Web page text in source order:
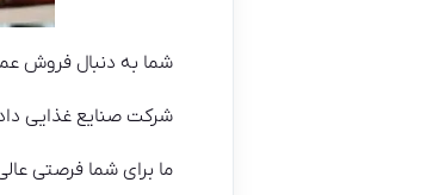
شما به دنبال فروش عمده رب شیشه‌ای ۷۰۰ گرمی با
شرکت صنایع غذایی دادنام، با بیش از ۲۰ سال تجربه در صنعت غذایی، به عنوان
ما برای شما فرصتی عالی را در